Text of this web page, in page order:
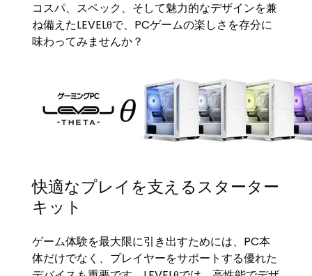
コスパ、スペック、そして魅力的なデザインを兼
ね備えたLEVELθで、PCゲームの楽しさを存分に
味わってみませんか？
快適なプレイを支えるスターター
キット
ゲーム体験を最大限に引き出すためには、PC本
体だけでなく、プレイヤーをサポートする優れた